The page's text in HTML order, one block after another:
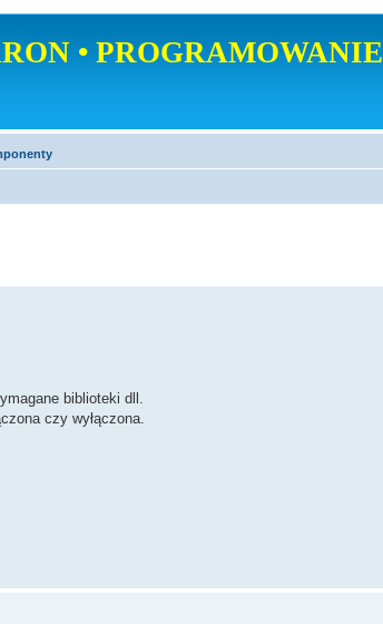
• PROGRAMOWANIE
biblioteki dll.
czy wyłączona.